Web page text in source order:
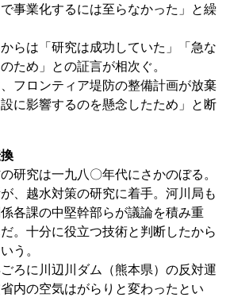
事業化するには至らなかった」と繰
らは「研究は成功していた」「急な
ため」との証言が相次ぐ。
フロンティア堤防の整備計画が放棄
に影響するのを懸念したため」と断
研究は一九八〇年代にさかのぼる。
、越水対策の研究に着手。河川局も
各課の中堅幹部らが議論を積み重
。十分に役立つ技術と判断したから
う。
ろに川辺川ダム（熊本県）の反対運
内の空気はがらりと変わったとい